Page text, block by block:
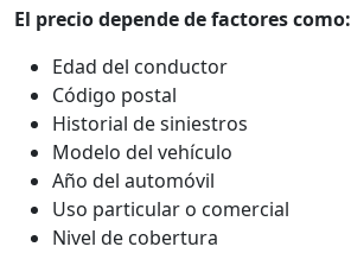
El precio depende de factores como:
Edad del conductor
Código postal
Historial de siniestros
Modelo del vehículo
Año del automóvil
Uso particular o comercial
Nivel de cobertura